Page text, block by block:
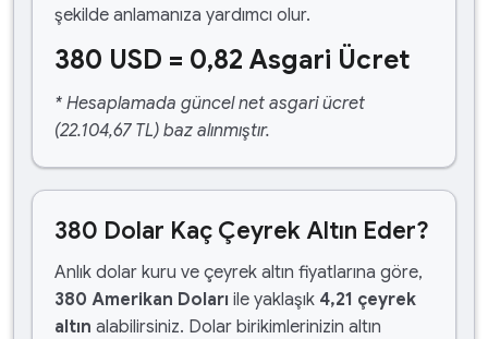
şekilde anlamanıza yardımcı olur.
380 USD = 0,82 Asgari Ücret
* Hesaplamada güncel net asgari ücret
(22.104,67 TL) baz alınmıştır.
380 Dolar Kaç Çeyrek Altın Eder?
Anlık dolar kuru ve çeyrek altın fiyatlarına göre,
380 Amerikan Doları ile yaklaşık 4,21 çeyrek
altın alabilirsiniz. Dolar birikimlerinizin altın